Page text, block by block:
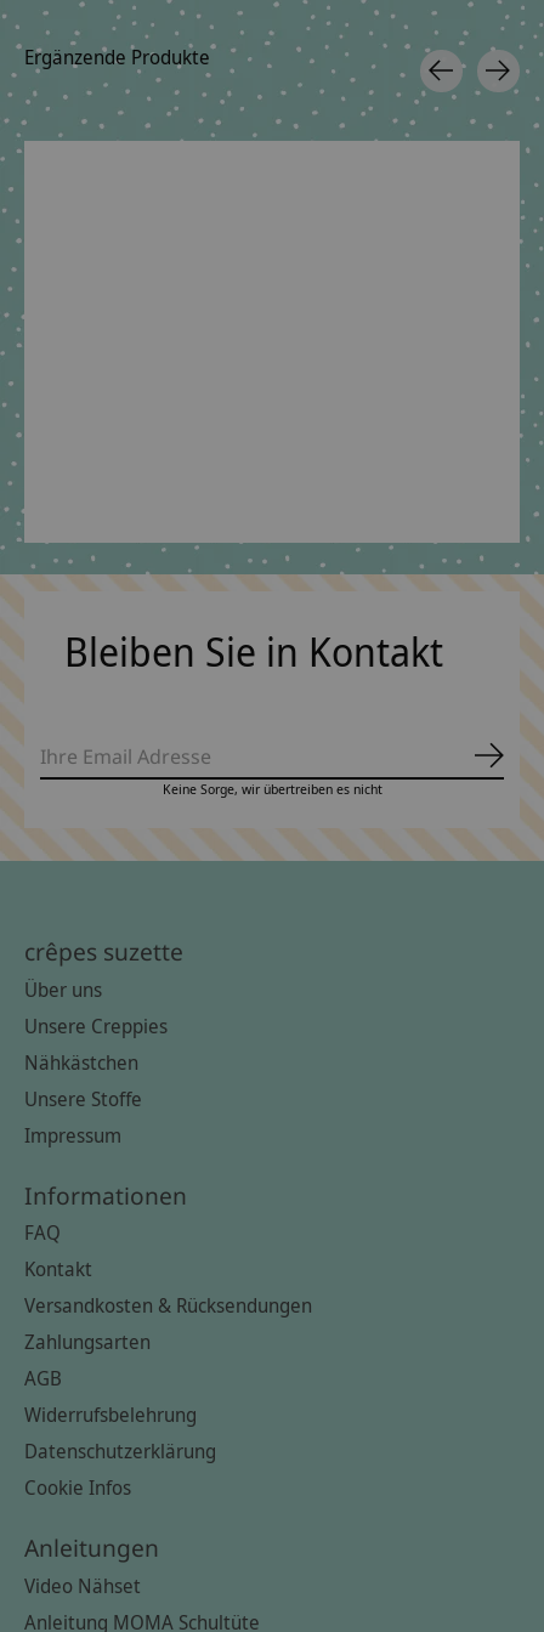
Ergänzende Produkte
Carousel items
aus Stoff
€39,90
*Inkl. MwSt.
Bleiben Sie in Kontakt
Keine Sorge, wir übertreiben es nicht
crêpes suzette
Über uns
Unsere Creppies
Nähkästchen
Unsere Stoffe
Impressum
Informationen
FAQ
Kontakt
Versandkosten & Rücksendungen
Zahlungsarten
AGB
Widerrufsbelehrung
Datenschutzerklärung
Cookie Infos
Anleitungen
Video Nähset
Anleitung MOMA Schultüte